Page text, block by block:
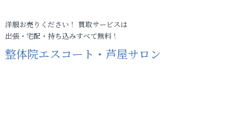
洋服お売りください！ 買取サービスは
出張・宅配・持ち込みすべて無料！
整体院エスコート・芦屋サロン